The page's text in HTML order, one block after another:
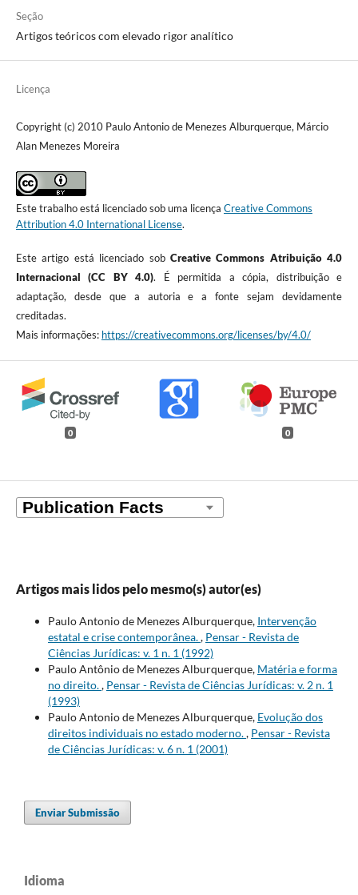
Seção
Artigos teóricos com elevado rigor analítico
Licença
Copyright (c) 2010 Paulo Antonio de Menezes Alburquerque, Márcio
Alan Menezes Moreira
Este trabalho está licenciado sob uma licença Creative Commons
Attribution 4.0 International License.
Este artigo está licenciado sob Creative Commons Atribuição 4.0
Internacional (CC BY 4.0). É permitida a cópia, distribuição e
adaptação, desde que a autoria e a fonte sejam devidamente
creditadas.
Mais informações: https://creativecommons.org/licenses/by/4.0/
0 0
Artigos mais lidos pelo mesmo(s) autor(es)
Paulo Antonio de Menezes Alburquerque, Intervenção
estatal e crise contemporânea., Pensar - Revista de
Ciências Jurídicas: v. 1 n. 1 (1992)
Paulo Antônio de Menezes Alburquerque, Matéria e forma
no direito., Pensar - Revista de Ciências Jurídicas: v. 2 n. 1
(1993)
Paulo Antonio de Menezes Alburquerque, Evolução dos
direitos individuais no estado moderno., Pensar - Revista
de Ciências Jurídicas: v. 6 n. 1 (2001)
Enviar Submissão
Idioma